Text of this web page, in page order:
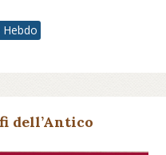
Hebdo
dell’Antico